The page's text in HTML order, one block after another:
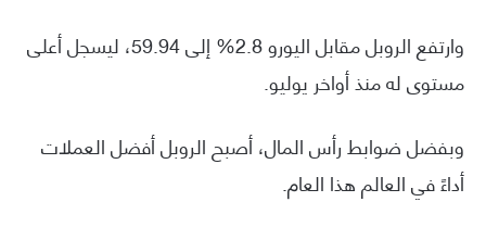
وارتفع الروبل مقابل اليورو 2.8% إلى 59.94، ليسجل أعلى
مستوى له منذ أواخر يوليو.
وبفضل ضوابط رأس المال، أصبح الروبل أفضل العملات
أداءً في العالم هذا العام.